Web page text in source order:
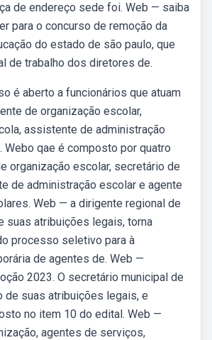
de endereço sede foi. Web — saiba
para o concurso de remoção da
do estado de são paulo, que
de trabalho dos diretores de.
é aberto a funcionários que atuam
de organização escolar,
assistente de administração
Webo qae é composto por quatro
organização escolar, secretário de
de administração escolar e agente
Web — a dirigente regional de
suas atribuições legais, torna
processo seletivo para à
de agentes de. Web —
2023. O secretário municipal de
de suas atribuições legais, e
no item 10 do edital. Web —
agentes de serviços,